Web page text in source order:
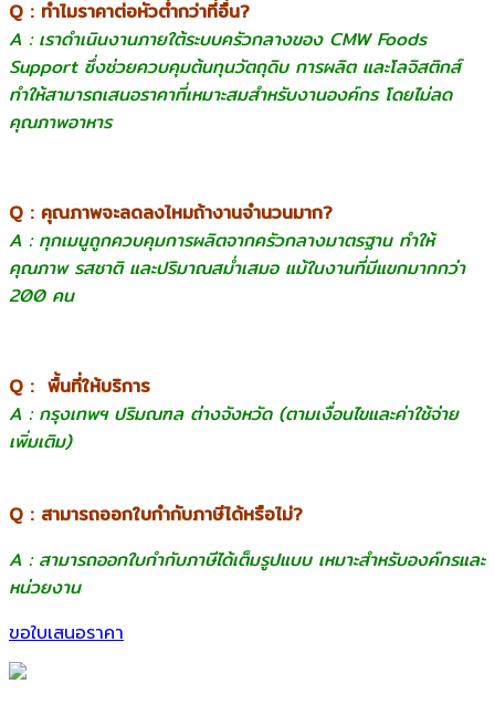
Q : ทำไมราคาต่อหัวต่ำกว่าที่อื่น?
A : เราดำเนินงานภายใต้ระบบครัวกลางของ CMW Foods
Support ซึ่งช่วยควบคุมต้นทุนวัตถุดิบ การผลิต และโลจิสติกส์
ทำให้สามารถเสนอราคาที่เหมาะสมสำหรับงานองค์กร โดยไม่ลด
คุณภาพอาหาร
Q : คุณภาพจะลดลงไหมถ้างานจำนวนมาก?
A : ทุกเมนูถูกควบคุมการผลิตจากครัวกลางมาตรฐาน ทำให้
คุณภาพ รสชาติ และปริมาณสม่ำเสมอ แม้ในงานที่มีแขกมากกว่า
200 คน
Q : พื้นที่ให้บริการ
A : กรุงเทพฯ ปริมณฑล ต่างจังหวัด (ตามเงื่อนไขและค่าใช้จ่าย
เพิ่มเติม)
Q : สามารถออกใบกำกับภาษีได้หรือไม่?
A : สามารถออกใบกำกับภาษีได้เต็มรูปแบบ เหมาะสำหรับองค์กรและ
หน่วยงาน
ขอใบเสนอราคา